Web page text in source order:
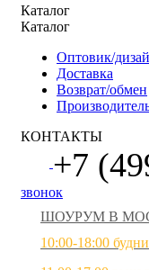
Каталог
Каталог
Оптовик/
Доставка
Возврат/обмен
КОНТАКТЫ
+7
звонок
ШОУРУМ В
10:00-18:00